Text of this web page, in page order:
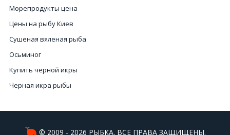
Морепродукты цена
Цены на рыбу Киев
Сушеная вяленая рыба
Осьминог
Купить черной икры
Черная икра рыбы
Рыба белая© 2009 - 2026 РЫБКА. ВСЕ ПРАВА ЗАЩИЩЕНЫ.